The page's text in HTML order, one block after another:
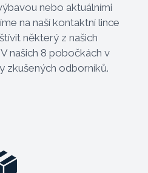
nebo aktuálními
na naší kontaktní lince
některý z našich
našich 8 pobočkách v
zkušených odborníků.